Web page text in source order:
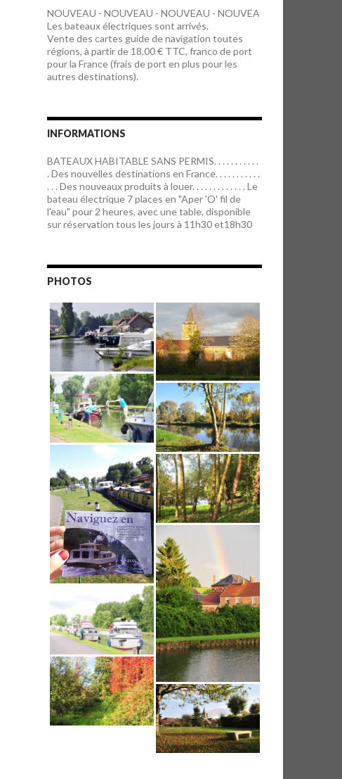
NOUVEAU - NOUVEAU - NOUVEAU - NOUVEA
Les bateaux électriques sont arrivés.
Vente des cartes guide de navigation toutes
régions, à partir de 18,00 € TTC, franco de port
pour la France (frais de port en plus pour les
autres destinations).
INFORMATIONS
BATEAUX HABITABLE SANS PERMIS. . . . . . . . . . .
. Des nouvelles destinations en France. . . . . . . . . . .
. . . Des nouveaux produits à louer. . . . . . . . . . . . . Le
bateau électrique 7 places en "Aper 'O' fil de
l'eau" pour 2 heures, avec une table, disponible
sur réservation tous les jours à 11h30 et18h30
PHOTOS